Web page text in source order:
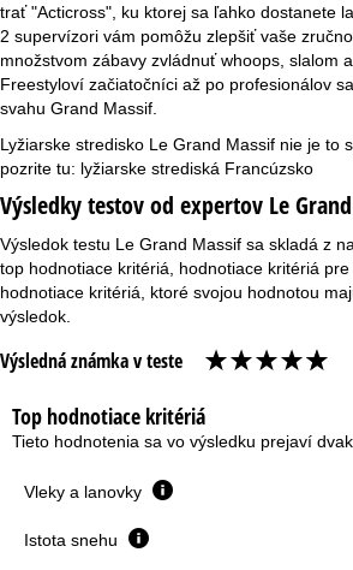
trať "Acticross", ku ktorej sa ľahko dostanete
2 supervízori vám pomôžu zlepšiť vaše
množstvom zábavy zvládnuť whoops, slalom
Freestyloví začiatočníci až po profesionálov
svahu Grand Massif.
Lyžiarske stredisko Le Grand Massif nie je to
pozrite tu: lyžiarske strediská Francúzsko
Výsledky testov od expertov Le
Výsledok testu Le Grand Massif sa skladá z
top hodnotiace kritériá, hodnotiace kritériá
hodnotiace kritériá, ktoré svojou hodnotou
výsledok.
Výsledná známka v teste
Top hodnotiace kritériá
Tieto hodnotenia sa vo výsledku prejaví
Vleky a lanovky
Istota snehu